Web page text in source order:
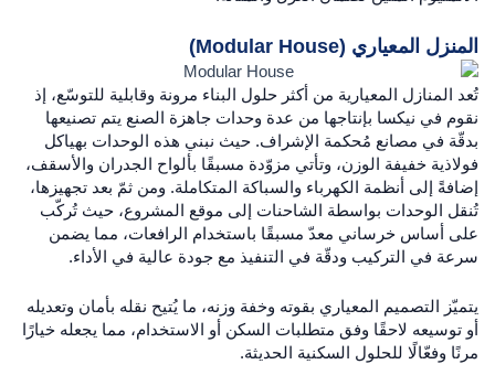
المنزل المعياري (Modular House)
تُعد المنازل المعيارية من أكثر حلول البناء مرونة وقابلية للتوسّع، إذ
نقوم في نيكسا بإنتاجها من عدة وحدات جاهزة الصنع يتم تصنيعها
بدقّة في مصانع مُحكمة الإشراف. حيث نبني هذه الوحدات بهياكل
فولاذية خفيفة الوزن، وتأتي مزوّدة مسبقًا بألواح الجدران والأسقف،
إضافةً إلى أنظمة الكهرباء والسباكة المتكاملة. ومن ثمّ بعد تجهيزها،
تُنقل الوحدات بواسطة الشاحنات إلى موقع المشروع، حيث تُركّب
على أساس خرساني معدّ مسبقًا باستخدام الرافعات، مما يضمن
سرعة في التركيب ودقّة في التنفيذ مع جودة عالية في الأداء.
يتميّز التصميم المعياري بقوته وخفة وزنه، ما يُتيح نقله بأمان وتعديله
أو توسيعه لاحقًا وفق متطلبات السكن أو الاستخدام، مما يجعله خيارًا
مرنًا وفعّالًا للحلول السكنية الحديثة.